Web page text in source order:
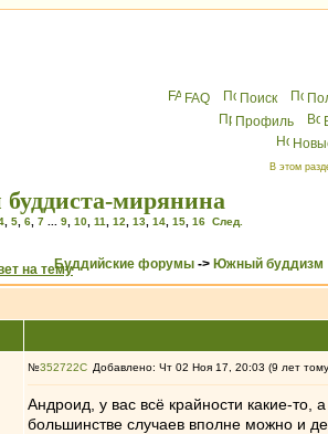
FAQ Поиск
Профиль
В этом
мирянина
5 6 7 9 10 11 12 13 14 15 16 След.
Буддийские форумы -> Южный буддизм
№352722 Добавлено: Чт 02 Ноя 17, 20:03 (9 лет
Андроид, у вас всё крайности какие-
большинстве случаев вполне можно и